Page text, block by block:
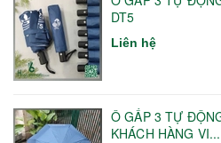
DT5
Liên hệ
Ô GẤP 3 TỰ
KHÁCH HÀNG VI...